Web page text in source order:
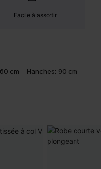
Facile à assortir
60 cm Hanches: 90 cm